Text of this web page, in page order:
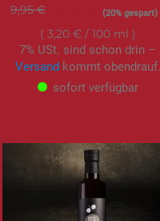
9,95 € Sonderangebot(20% gespart)
3,20 €/ 100 ml
7% USt. sind schon drin –
Versandkommt obendrauf.
sofort verfügbar